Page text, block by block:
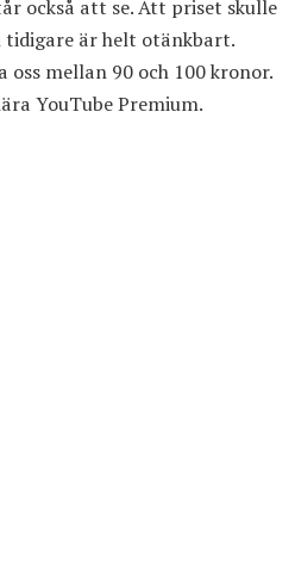
också att se. Att priset skulle
tidigare är helt otänkbart.
mellan 90 och 100 kronor.
YouTube Premium.